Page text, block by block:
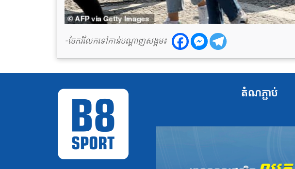
-ចែករំលែកទៅកាន់បណ្តាញសង្គម៖
តំណភ្ជាប់